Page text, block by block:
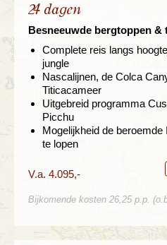
24 dagen
Besneeuwde bergtoppen
Complete reis langs
jungle
Nascalijnen, de Colca
Titicacameer
Uitgebreid programma
Picchu
Mogelijkheid de
te lopen
V.a. 4.095,-
Bijkomende kosten 26,25 p.p.